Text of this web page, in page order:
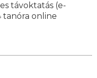
távoktatás (e-
tanóra online